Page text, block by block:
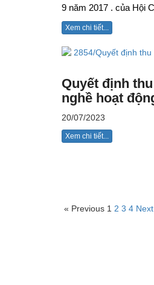
9 năm 2017 . của Hội
Xem chi tiết...
Quyết định
nghề hoạt
20/07/2023
Xem chi tiết...
« Previous 1 2 3 4